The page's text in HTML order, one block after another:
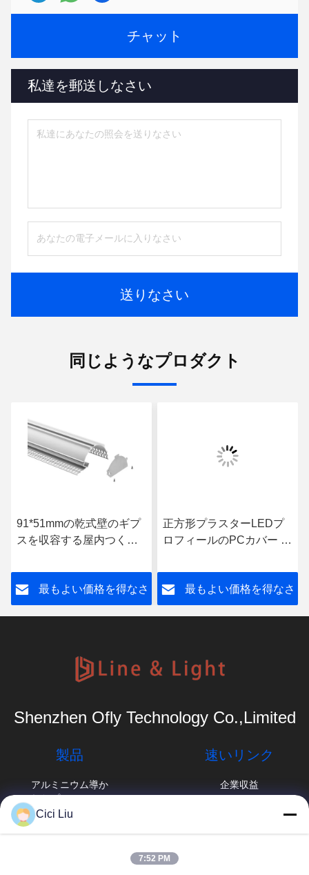
チャット
私達を郵送しなさい
送りなさい
同じようなプロダクト
91*51mmの乾式壁のギプ
スを収容する屋内つくプ
ャンネル ライト
最もよい価格を得なさ
正方形プラスターLEDプ
ロフィールのPCカバー ス
壁のギプスは35*11mmを
陽極酸化した
最もよい価格を得なさ
Shenzhen Ofly Technology Co.,Limited
製品
アルミニウム導か
れたプロフィール
表面の取付けられ
速いリンク
企業収益
Cici Liu
7:52 PM